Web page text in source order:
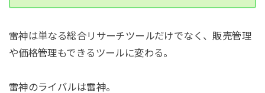
雷神は単なる総合リサーチツールだけでなく、販売管理
や価格管理もできるツールに変わる。
雷神のライバルは雷神。